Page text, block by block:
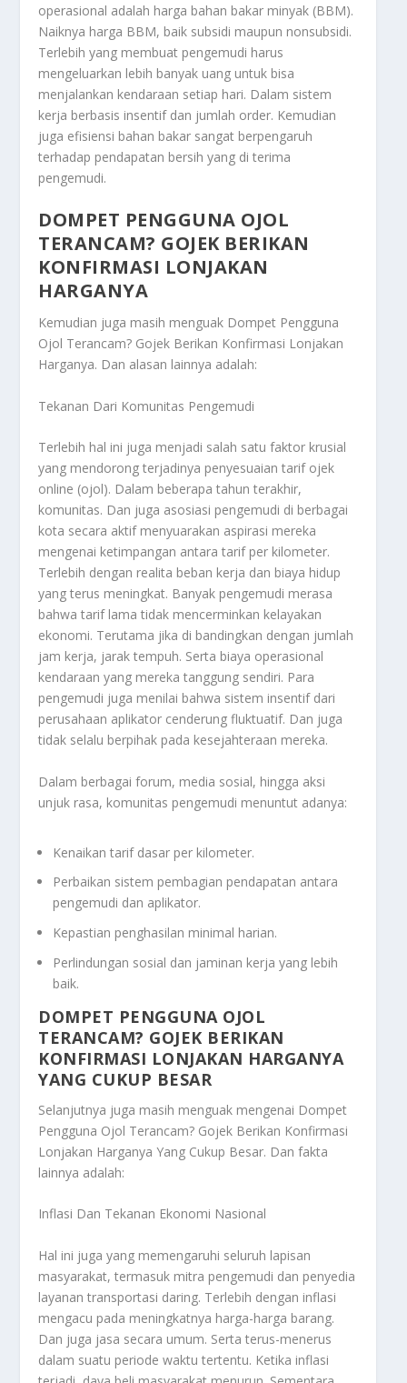
operasional adalah harga bahan bakar minyak (BBM).
Naiknya harga BBM, baik subsidi maupun nonsubsidi.
Terlebih yang membuat pengemudi harus
mengeluarkan lebih banyak uang untuk bisa
menjalankan kendaraan setiap hari. Dalam sistem
kerja berbasis insentif dan jumlah order. Kemudian
juga efisiensi bahan bakar sangat berpengaruh
terhadap pendapatan bersih yang di terima
pengemudi.
DOMPET PENGGUNA OJOL
TERANCAM? GOJEK BERIKAN
KONFIRMASI LONJAKAN
HARGANYA
Kemudian juga masih menguak Dompet Pengguna
Ojol Terancam? Gojek Berikan Konfirmasi Lonjakan
Harganya. Dan alasan lainnya adalah:
Tekanan Dari Komunitas Pengemudi
Terlebih hal ini juga menjadi salah satu faktor krusial
yang mendorong terjadinya penyesuaian tarif ojek
online (ojol). Dalam beberapa tahun terakhir,
komunitas. Dan juga asosiasi pengemudi di berbagai
kota secara aktif menyuarakan aspirasi mereka
mengenai ketimpangan antara tarif per kilometer.
Terlebih dengan realita beban kerja dan biaya hidup
yang terus meningkat. Banyak pengemudi merasa
bahwa tarif lama tidak mencerminkan kelayakan
ekonomi. Terutama jika di bandingkan dengan jumlah
jam kerja, jarak tempuh. Serta biaya operasional
kendaraan yang mereka tanggung sendiri. Para
pengemudi juga menilai bahwa sistem insentif dari
perusahaan aplikator cenderung fluktuatif. Dan juga
tidak selalu berpihak pada kesejahteraan mereka.
Dalam berbagai forum, media sosial, hingga aksi
unjuk rasa, komunitas pengemudi menuntut adanya:
Kenaikan tarif dasar per kilometer.
Perbaikan sistem pembagian pendapatan antara
pengemudi dan aplikator.
Kepastian penghasilan minimal harian.
Perlindungan sosial dan jaminan kerja yang lebih
baik.
DOMPET PENGGUNA OJOL
TERANCAM? GOJEK BERIKAN
KONFIRMASI LONJAKAN HARGANYA
YANG CUKUP BESAR
Selanjutnya juga masih menguak mengenai Dompet
Pengguna Ojol Terancam? Gojek Berikan Konfirmasi
Lonjakan Harganya Yang Cukup Besar. Dan fakta
lainnya adalah:
Inflasi Dan Tekanan Ekonomi Nasional
Hal ini juga yang memengaruhi seluruh lapisan
masyarakat, termasuk mitra pengemudi dan penyedia
layanan transportasi daring. Terlebih dengan inflasi
mengacu pada meningkatnya harga-harga barang.
Dan juga jasa secara umum. Serta terus-menerus
dalam suatu periode waktu tertentu. Ketika inflasi